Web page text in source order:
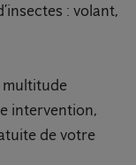
: volant,
multitude
intervention,
de votre